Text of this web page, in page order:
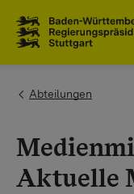
You are here:
Abteilungen
Aktuelle